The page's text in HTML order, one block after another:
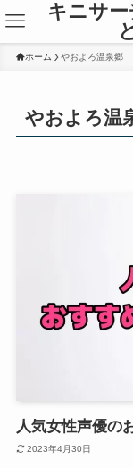
キニサ
ホーム やおよろ温泉郷
やおよろ温
人気女性声優の
2023年4月30日